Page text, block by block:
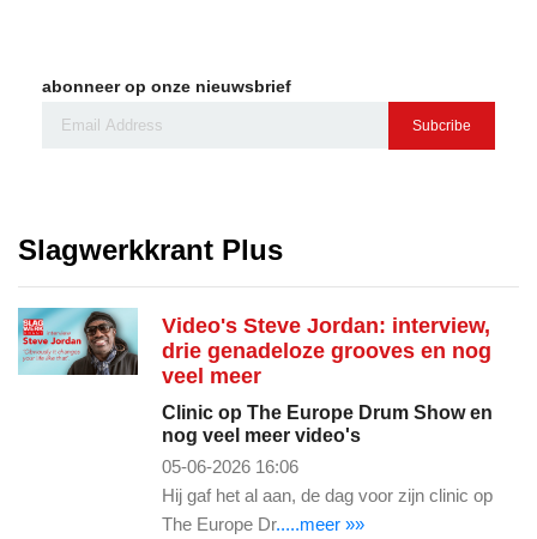
abonneer op onze nieuwsbrief
Subcribe
Slagwerkkrant Plus
Video's Steve Jordan: interview,
drie genadeloze grooves en nog
veel meer
Clinic op The Europe Drum Show en
nog veel meer video's
05-06-2026 16:06
Hij gaf het al aan, de dag voor zijn clinic op
The Europe Dr.....meer »»